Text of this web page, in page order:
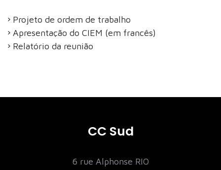
Projeto de ordem de trabalho
Apresentação do CIEM (em francês)
Relatório da reunião
CC Sud
6 rue Alphonse RIO